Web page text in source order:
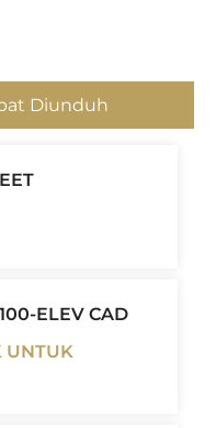
Diunduh
ELEV CAD
UNTUK